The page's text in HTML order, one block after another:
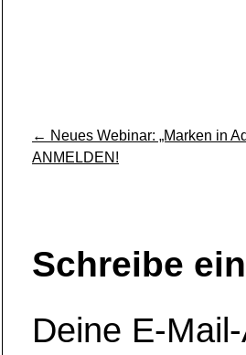
← Neues Webinar: „Marken in
ANMELDEN!
Schreibe
Deine E-